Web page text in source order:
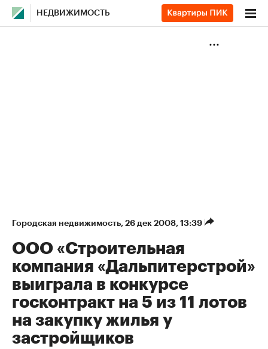
НЕДВИЖИМОСТЬ
Городская недвижимость⁠, 26 дек 2008, 13:39
ООО «Строительная
компания «Дальпитерстрой»
выиграла в конкурсе
госконтракт на 5 из 11 лотов
на закупку жилья у
застройщиков